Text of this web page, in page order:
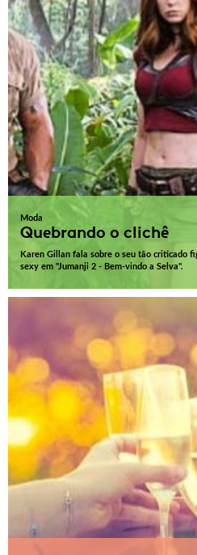
Moda
Quebrando o clichê
Karen Gillan fala sobre o seu tão criticado
sexy em "Jumanji 2 - Bem-vindo a Selva".